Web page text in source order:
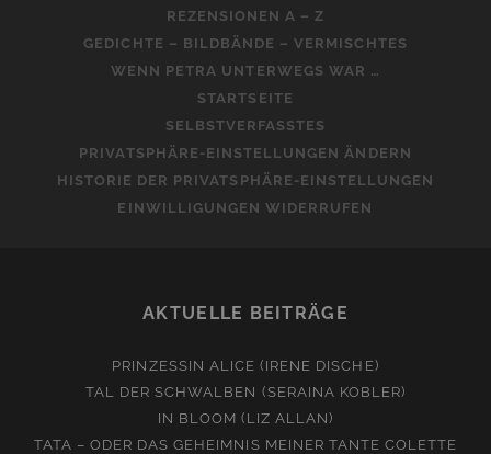
REZENSIONEN A – Z
GEDICHTE – BILDBÄNDE – VERMISCHTES
WENN PETRA UNTERWEGS WAR …
STARTSEITE
SELBSTVERFASSTES
PRIVATSPHÄRE-EINSTELLUNGEN ÄNDERN
HISTORIE DER PRIVATSPHÄRE-EINSTELLUNGEN
EINWILLIGUNGEN WIDERRUFEN
AKTUELLE BEITRÄGE
PRINZESSIN ALICE (IRENE DISCHE)
TAL DER SCHWALBEN (SERAINA KOBLER)
IN BLOOM (LIZ ALLAN)
TATA – ODER DAS GEHEIMNIS MEINER TANTE COLETTE